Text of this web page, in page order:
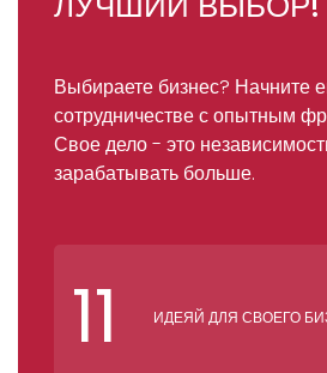
Выбираете бизнес? Начните
сотрудничестве с опытным
Свое дело - это
зарабатывать больше.
11 ИДЕЯЙ ДЛЯ СВОЕГО